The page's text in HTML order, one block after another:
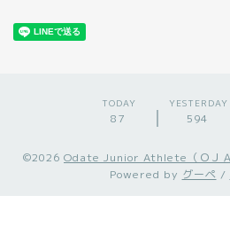
TODAY
87
YESTERDAY
594
©2026 Odate Junior Athlete（ＯＪＡ
Powered by グーペ /